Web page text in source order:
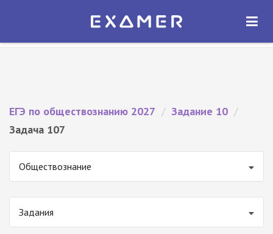
Экзамер — ЕГЭ 2027
ОТКРЫТЬ
ЕГЭ по обществознанию 2027 / Задание 10 /
Задача 107
Обществознание
Задания